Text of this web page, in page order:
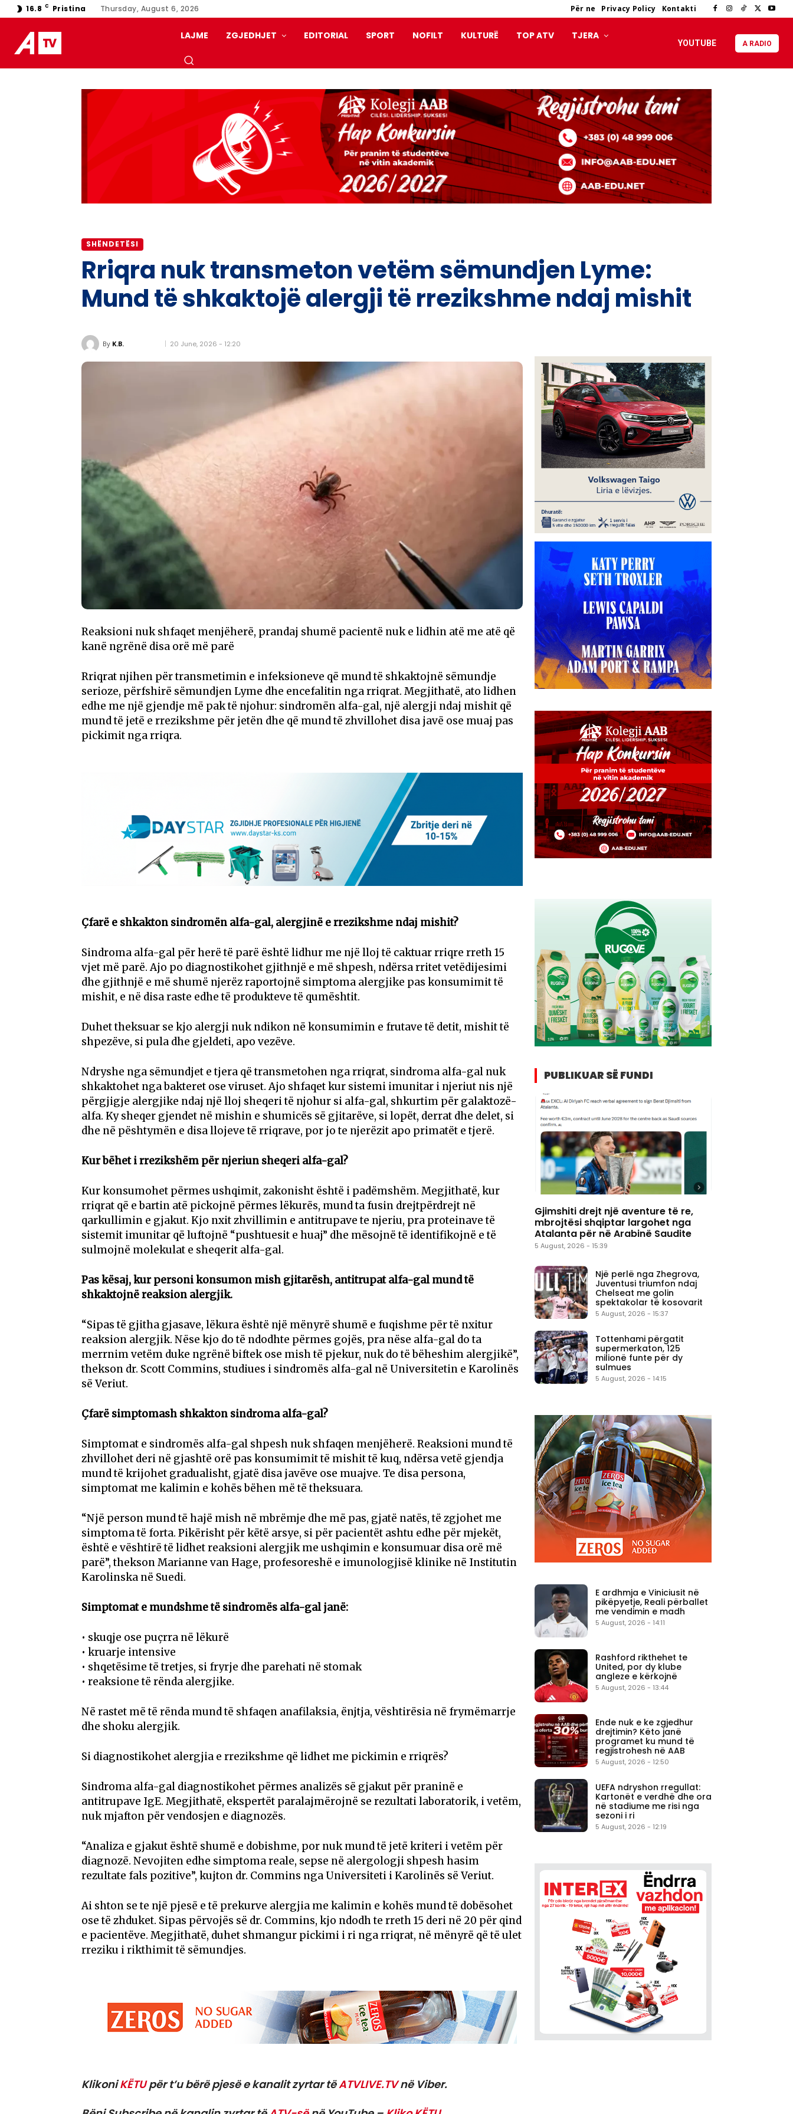
16.8 C Pristina Thursday, August 6, 2026 Për ne Privacy Policy Kontakti
LAJME ZGJEDHJET EDITORIAL SPORT NOFILT KULTURË TOP ATV TJERA
YOUTUBE A RADIO
SHËNDETËSI
Rriqra nuk transmeton vetëm sëmundjen Lyme:
Mund të shkaktojë alergji të rrezikshme ndaj mishit
By K.B. 20 June, 2026 - 12:20
Reaksioni nuk shfaqet menjëherë, prandaj shumë pacientë nuk e lidhin atë me atë që
kanë ngrënë disa orë më parë
Rriqrat njihen për transmetimin e infeksioneve që mund të shkaktojnë sëmundje
serioze, përfshirë sëmundjen Lyme dhe encefalitin nga rriqrat. Megjithatë, ato lidhen
edhe me një gjendje më pak të njohur: sindromën alfa-gal, një alergji ndaj mishit që
mund të jetë e rrezikshme për jetën dhe që mund të zhvillohet disa javë ose muaj pas
pickimit nga rriqra.
Çfarë e shkakton sindromën alfa-gal, alergjinë e rrezikshme ndaj mishit?
Sindroma alfa-gal për herë të parë është lidhur me një lloj të caktuar rriqre rreth 15
vjet më parë. Ajo po diagnostikohet gjithnjë e më shpesh, ndërsa rritet vetëdijesimi
dhe gjithnjë e më shumë njerëz raportojnë simptoma alergjike pas konsumimit të
mishit, e në disa raste edhe të produkteve të qumështit.
Duhet theksuar se kjo alergji nuk ndikon në konsumimin e frutave të detit, mishit të
shpezëve, si pula dhe gjeldeti, apo vezëve.
Ndryshe nga sëmundjet e tjera që transmetohen nga rriqrat, sindroma alfa-gal nuk
shkaktohet nga bakteret ose viruset. Ajo shfaqet kur sistemi imunitar i njeriut nis një
përgjigje alergjike ndaj një lloj sheqeri të njohur si alfa-gal, shkurtim për galaktozë-
alfa. Ky sheqer gjendet në mishin e shumicës së gjitarëve, si lopët, derrat dhe delet, si
dhe në pështymën e disa llojeve të rriqrave, por jo te njerëzit apo primatët e tjerë.
Kur bëhet i rrezikshëm për njeriun sheqeri alfa-gal?
Kur konsumohet përmes ushqimit, zakonisht është i padëmshëm. Megjithatë, kur
rriqrat që e bartin atë pickojnë përmes lëkurës, mund ta fusin drejtpërdrejt në
qarkullimin e gjakut. Kjo nxit zhvillimin e antitrupave te njeriu, pra proteinave të
sistemit imunitar që luftojnë “pushtuesit e huaj” dhe mësojnë të identifikojnë e të
sulmojnë molekulat e sheqerit alfa-gal.
Pas kësaj, kur personi konsumon mish gjitarësh, antitrupat alfa-gal mund të
shkaktojnë reaksion alergjik.
“Sipas të gjitha gjasave, lëkura është një mënyrë shumë e fuqishme për të nxitur
reaksion alergjik. Nëse kjo do të ndodhte përmes gojës, pra nëse alfa-gal do ta
merrnim vetëm duke ngrënë biftek ose mish të pjekur, nuk do të bëheshim alergjikë”,
thekson dr. Scott Commins, studiues i sindromës alfa-gal në Universitetin e Karolinës
së Veriut.
Çfarë simptomash shkakton sindroma alfa-gal?
Simptomat e sindromës alfa-gal shpesh nuk shfaqen menjëherë. Reaksioni mund të
zhvillohet deri në gjashtë orë pas konsumimit të mishit të kuq, ndërsa vetë gjendja
mund të krijohet gradualisht, gjatë disa javëve ose muajve. Te disa persona,
simptomat me kalimin e kohës bëhen më të theksuara.
“Një person mund të hajë mish në mbrëmje dhe më pas, gjatë natës, të zgjohet me
simptoma të forta. Pikërisht për këtë arsye, si për pacientët ashtu edhe për mjekët,
është e vështirë të lidhet reaksioni alergjik me ushqimin e konsumuar disa orë më
parë”, thekson Marianne van Hage, profesoreshë e imunologjisë klinike në Institutin
Karolinska në Suedi.
Simptomat e mundshme të sindromës alfa-gal janë:
• skuqje ose puçrra në lëkurë
• kruarje intensive
• shqetësime të tretjes, si fryrje dhe parehati në stomak
• reaksione të rënda alergjike.
Në rastet më të rënda mund të shfaqen anafilaksia, ënjtja, vështirësia në frymëmarrje
dhe shoku alergjik.
Si diagnostikohet alergjia e rrezikshme që lidhet me pickimin e rriqrës?
Sindroma alfa-gal diagnostikohet përmes analizës së gjakut për praninë e
antitrupave IgE. Megjithatë, ekspertët paralajmërojnë se rezultati laboratorik, i vetëm,
nuk mjafton për vendosjen e diagnozës.
“Analiza e gjakut është shumë e dobishme, por nuk mund të jetë kriteri i vetëm për
diagnozë. Nevojiten edhe simptoma reale, sepse në alergologji shpesh hasim
rezultate fals pozitive”, kujton dr. Commins nga Universiteti i Karolinës së Veriut.
Ai shton se te një pjesë e të prekurve alergjia me kalimin e kohës mund të dobësohet
ose të zhduket. Sipas përvojës së dr. Commins, kjo ndodh te rreth 15 deri në 20 për qind
e pacientëve. Megjithatë, duhet shmangur pickimi i ri nga rriqrat, në mënyrë që të ulet
rreziku i rikthimit të sëmundjes.
KlikoniKËTUpër t’u bërë pjesë e kanalit zyrtar tëATVLIVE.TVnë Viber.
PUBLIKUAR SË FUNDI
Gjimshiti drejt një aventure të re,
mbrojtësi shqiptar largohet nga
Atalanta për në Arabinë Saudite
5 August, 2026 - 15:39
Një perlë nga Zhegrova,
Juventusi triumfon ndaj
Chelseat me golin
spektakolar të kosovarit
5 August, 2026 - 15:37
Tottenhami përgatit
supermerkaton, 125
milionë funte për dy
sulmues
5 August, 2026 - 14:15
E ardhmja e Viniciusit në
pikëpyetje, Reali përballet
me vendimin e madh
5 August, 2026 - 14:11
Rashford rikthehet te
United, por dy klube
angleze e kërkojnë
5 August, 2026 - 13:44
Ende nuk e ke zgjedhur
drejtimin? Këto janë
programet ku mund të
regjistrohesh në AAB
5 August, 2026 - 12:50
UEFA ndryshon rregullat:
Kartonët e verdhë dhe ora
në stadiume me risi nga
sezoni i ri
5 August, 2026 - 12:19